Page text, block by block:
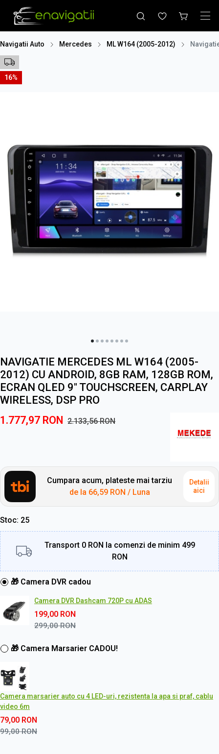
Navigatii Auto Mercedes ML W164 (2005-2012)
16%
NAVIGATIE MERCEDES ML W164 (2005-
2012) CU ANDROID, 8GB RAM, 128GB ROM,
ECRAN QLED 9" TOUCHSCREEN, CARPLAY
WIRELESS, DSP PRO
1.777,97 RON 2.133,56RON
Cumpara acum, plateste mai tarziu
de la 66,59 RON / Luna
Detalii
aici
Stoc 25
Transport 0 RON la comenzi de minim 499
RON
🎁 Camera DVR cadou
Camera DVR Dashcam 720P cu ADAS
199,00 RON
299,00RON
🎁 Camera Marsarier CADOU!
Camera marsarier auto cu 4 LED-uri, rezistenta la apa si praf, cablu
video 6m
79,00 RON
99,00RON